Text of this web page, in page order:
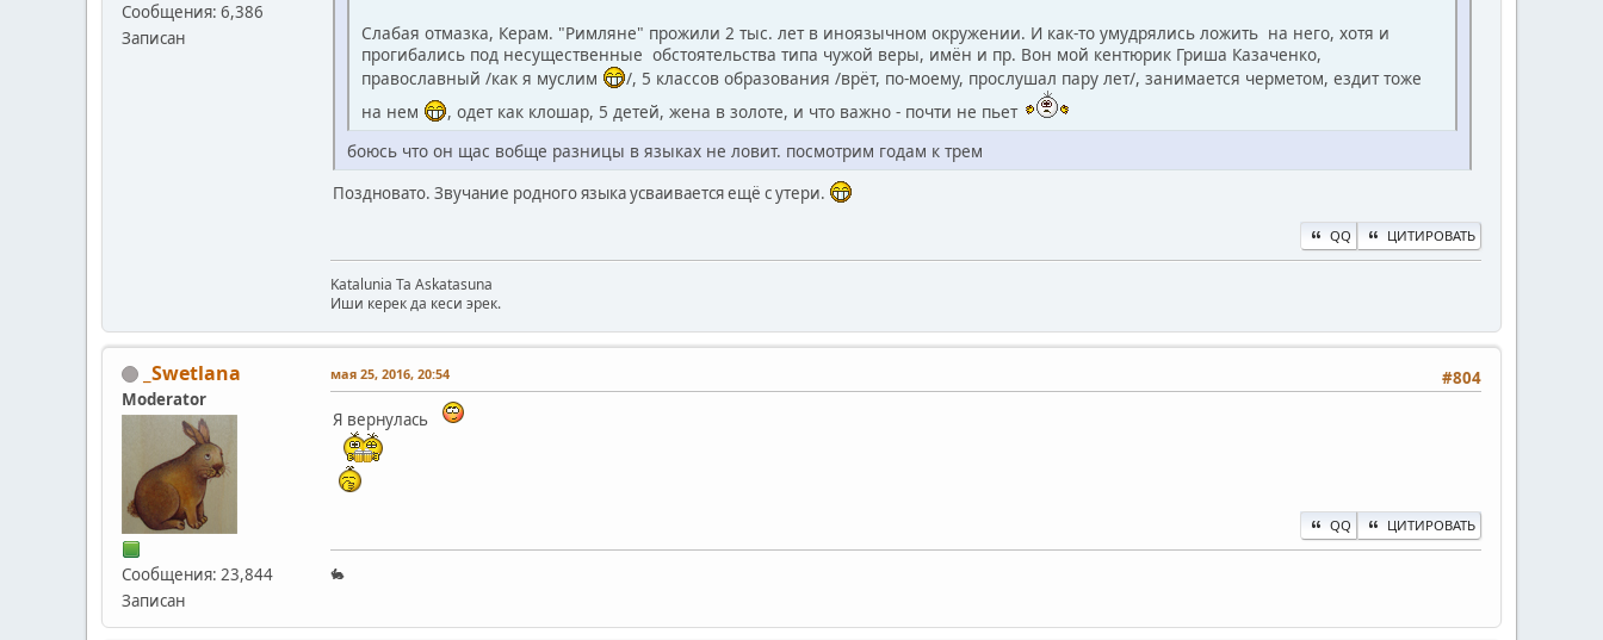
Сообщения: 6,386
Записан
Слабая отмазка, Керам. "Римляне" прожили 2 тыс. лет в иноязычном окружении. И как-то умудрялись ложить на него, хотя и
прогибались под несущественные обстоятельства типа чужой веры, имён и пр. Вон мой кентюрик Гриша Казаченко,
православный /как я муслим
/, 5 классов образования /врёт, по-моему, прослушал пару лет/, занимается черметом, ездит тоже
на нем
, одет как клошар, 5 детей, жена в золоте, и что важно - почти не пьет
боюсь что он щас вобще разницы в языках не ловит. посмотрим годам к трем
Поздновато. Звучание родного языка усваивается ещё с утери.
QQ ЦИТИРОВАТЬ
Katalunia Ta Askatasuna
Иши керек да кеси эрек.
_Swetlana
Moderator
Сообщения: 23,844
Записан
#804
мая 25, 2016, 20:54
Я вернулась
QQ ЦИТИРОВАТЬ
🐇